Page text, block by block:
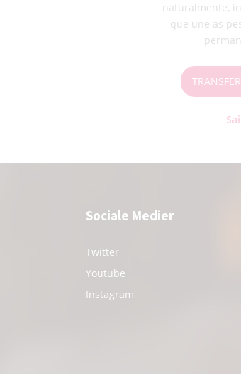
naturalmente,
que une as
Sociale Medier
Twitter
Youtube
Instagram